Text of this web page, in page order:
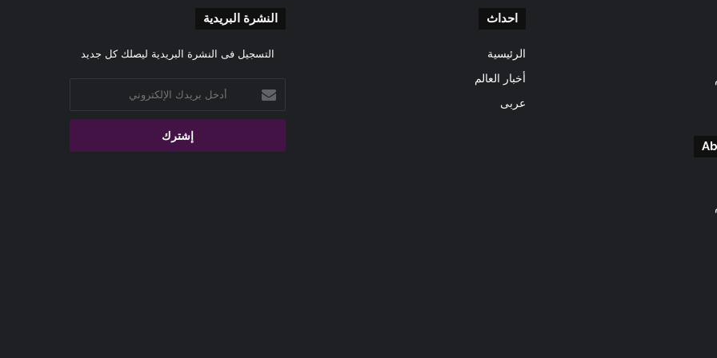
احداث
الرئيسية
أخبار العالم
عربى
النشرة البريدية
التسجيل فى النشرة البريدية ليصلك كل جديد
بريدك
الإلكتروني